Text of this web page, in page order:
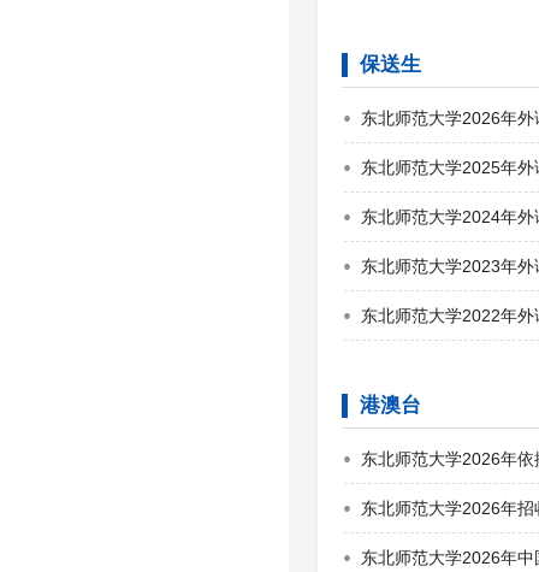
保送生
东北师范大学2026年
东北师范大学2025年
东北师范大学2024年
东北师范大学2023年
东北师范大学2022年
港澳台
东北师范大学2026年
东北师范大学2026年
东北师范大学2026年